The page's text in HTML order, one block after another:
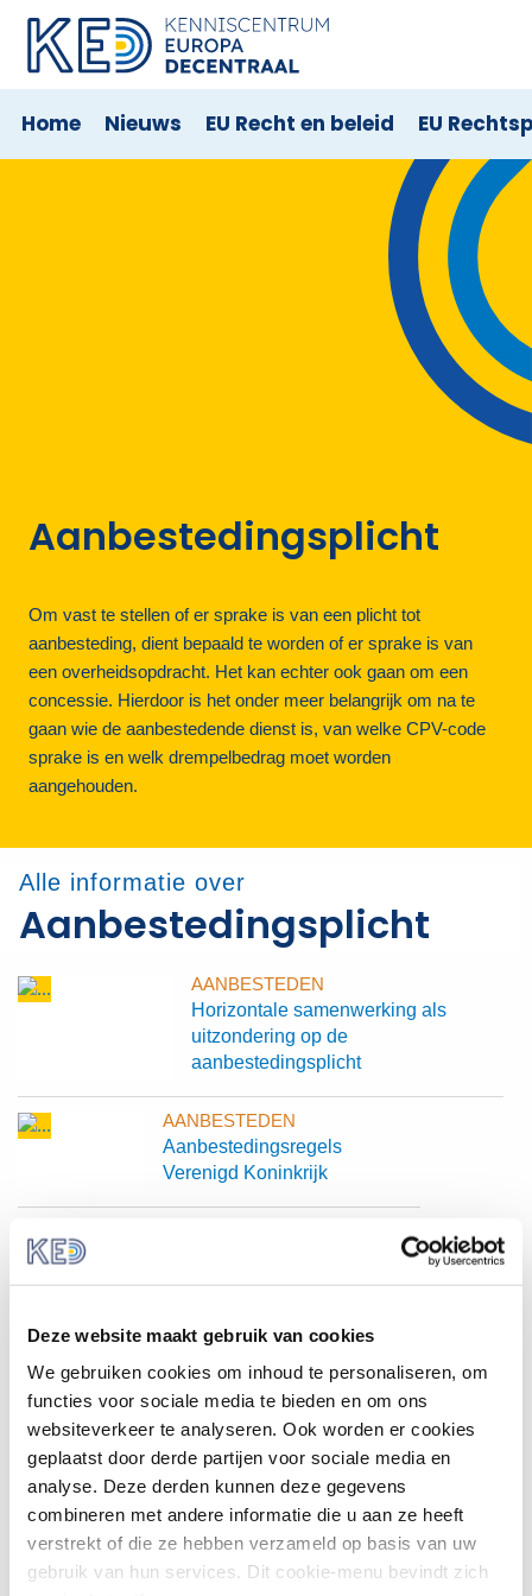
Deze website maakt gebruik van cookies
We gebruiken cookies om inhoud te personaliseren, om
functies voor sociale media te bieden en om ons
websiteverkeer te analyseren. Ook worden er cookies
geplaatst door derde partijen voor sociale media en
analyse. Deze derden kunnen deze gegevens
combineren met andere informatie die u aan ze heeft
verstrekt of die ze hebben verzameld op basis van uw
gebruik van hun services. Dit cookie-menu bevindt zich
Home Nieuws EU Recht en beleid EU
Aanbestedingsplicht
Om vast te stellen of er sprake is van een plicht tot
aanbesteding, dient bepaald te worden of er sprake is van
een overheidsopdracht. Het kan echter ook gaan om een
concessie. Hierdoor is het onder meer belangrijk om na te
gaan wie de aanbestedende dienst is, van welke CPV-code
sprake is en welk drempelbedrag moet worden
aangehouden.
Alle informatie over
Aanbestedingsplicht
AANBESTEDEN
Horizontale samenwerking als
uitzondering op de
aanbestedingsplicht
AANBESTEDEN
Aanbestedingsregels
Verenigd Koninkrijk
aanbestedingsbeginselen bij
grensoverschrijdend belang
AANBESTEDEN
Is het aanbieden van TenderNed als
aanbestedingsplatform een niet-
economische dienst van algemeen
belang (NEDAB)?
AANBESTEDEN
Toegang derde landen tot Europese